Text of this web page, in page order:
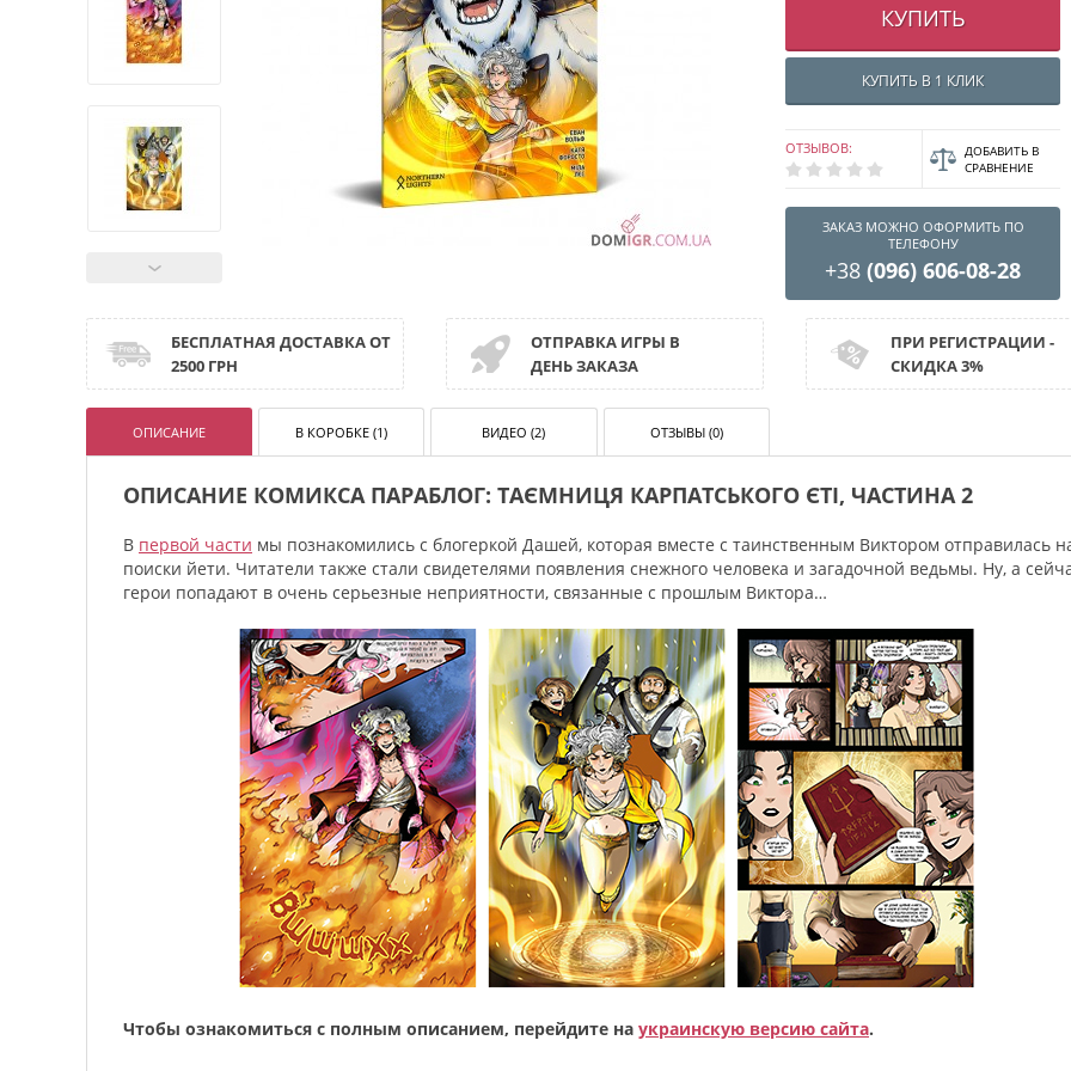
КУПИТЬ
КУПИТЬ В 1 КЛИК
ОТЗЫВОВ:
ДОБАВИТЬ В
СРАВНЕНИЕ
ЗАКАЗ МОЖНО ОФОРМИТЬ ПО
ТЕЛЕФОНУ
+38 (096) 606-08-28
БЕСПЛАТНАЯ ДОСТАВКА ОТ
2500 ГРН
ОТПРАВКА ИГРЫ В
ДЕНЬ ЗАКАЗА
ПРИ РЕГИСТРАЦИИ -
СКИДКА 3%
ОПИСАНИЕ В КОРОБКЕ (1) ВИДЕО (2) ОТЗЫВЫ (0)
ОПИСАНИЕ КОМИКСА ПАРАБЛОГ: ТАЄМНИЦЯ КАРПАТСЬКОГО ЄТІ, ЧАСТИНА 2
В первой части мы познакомились с блогеркой Дашей, которая вместе с таинственным Виктором отправилась
поиски йети. Читатели также стали свидетелями появления снежного человека и загадочной ведьмы. Ну, а
герои попадают в очень серьезные неприятности, связанные с прошлым Виктора…
Чтобы ознакомиться с полным описанием, перейдите на украинскую версию сайта.